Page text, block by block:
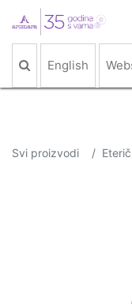
English
Svi proizvodi